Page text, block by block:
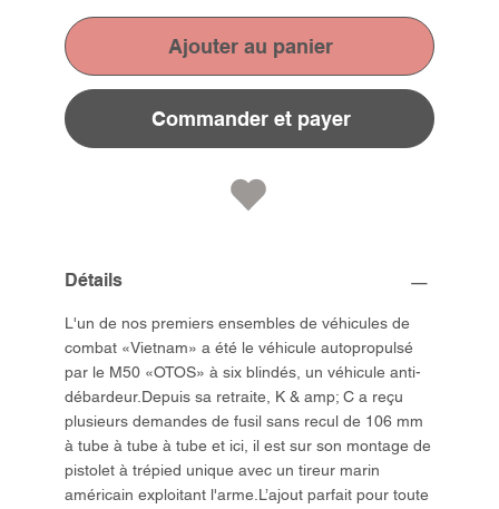
Ajouter au panier
Commander et payer
Détails
L'un de nos premiers ensembles de véhicules de
combat «Vietnam» a été le véhicule autopropulsé
par le M50 «OTOS» à six blindés, un véhicule anti-
débardeur.Depuis sa retraite, K & amp; C a reçu
plusieurs demandes de fusil sans recul de 106 mm
à tube à tube à tube et ici, il est sur son montage de
pistolet à trépied unique avec un tireur marin
américain exploitant l'arme.L’ajout parfait pour toute